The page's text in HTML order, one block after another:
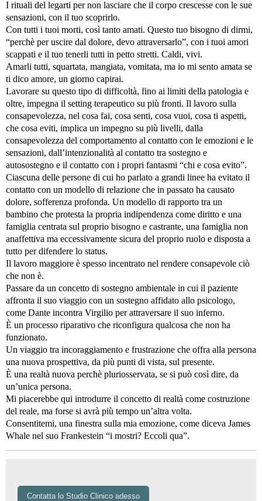
I rituali del legarti per non lasciare che il corpo crescesse con le sue
sensazioni, con il tuo scoprirlo.
Con tutti i tuoi morti, così tanto amati. Questo tuo bisogno di dirmi,
“perchè per uscire dal dolore, devo attraversarlo”, con i tuoi amori
scappati e il tuo tenerli tutti in petto stretti. Caldi, vivi.
Amarli tutti, squartata, mangiata, vomitata, ma io mi sento amata se
ti dico amore, un giorno capirai.
Lavorare su questo tipo di difficoltà, fino ai limiti della patologia e
oltre, impegna il setting terapeutico su più fronti. Il lavoro sulla
consapevolezza, nel cosa fai, cosa senti, cosa vuoi, cosa ti aspetti,
che cosa eviti, implica un impegno su più livelli, dalla
consapevolezza del comportamento al contatto con le emozioni e le
sensazioni, dall’intenzionalità al contatto tra sostegno e
autosostegno e il contatto con i propri fantasmi “chi e cosa evito”.
Ciascuna delle persone di cui ho parlato a grandi linee ha evitato il
contatto con un modello di relazione che in passato ha causato
dolore, sofferenza profonda. Un modello di rapporto tra un
bambino che protesta la propria indipendenza come diritto e una
famiglia centrata sul proprio bisogno e castrante, una famiglia non
anaffettiva ma eccessivamente sicura del proprio ruolo e disposta a
tutto per difendere lo status.
Il lavoro maggiore è spesso incentrato nel rendere consapevole ciò
che non è.
Passare da un concetto di sostegno ambientale in cui il paziente
affronta il suo viaggio con un sostegno affidato allo psicologo,
come Dante incontra Virgilio per attraversare il suo inferno.
È un processo riparativo che riconfigura qualcosa che non ha
funzionato.
Un viaggio tra incoraggiamento e frustrazione che offra alla persona
una nuova prospettiva, da più punti di vista, sul presente.
È una realtà nuova perchè pluriosservata, se si può così dire, da
un’unica persona.
Mi piacerebbe qui introdurre il concetto di realtà come costruzione
del reale, ma forse si avrà più tempo un’altra volta.
Consentitemi, una finestra sulla mia emozione, come diceva James
Whale nel suo Frankestein “i mostri? Eccoli qua”.
Contatta lo Studio Clinico adesso